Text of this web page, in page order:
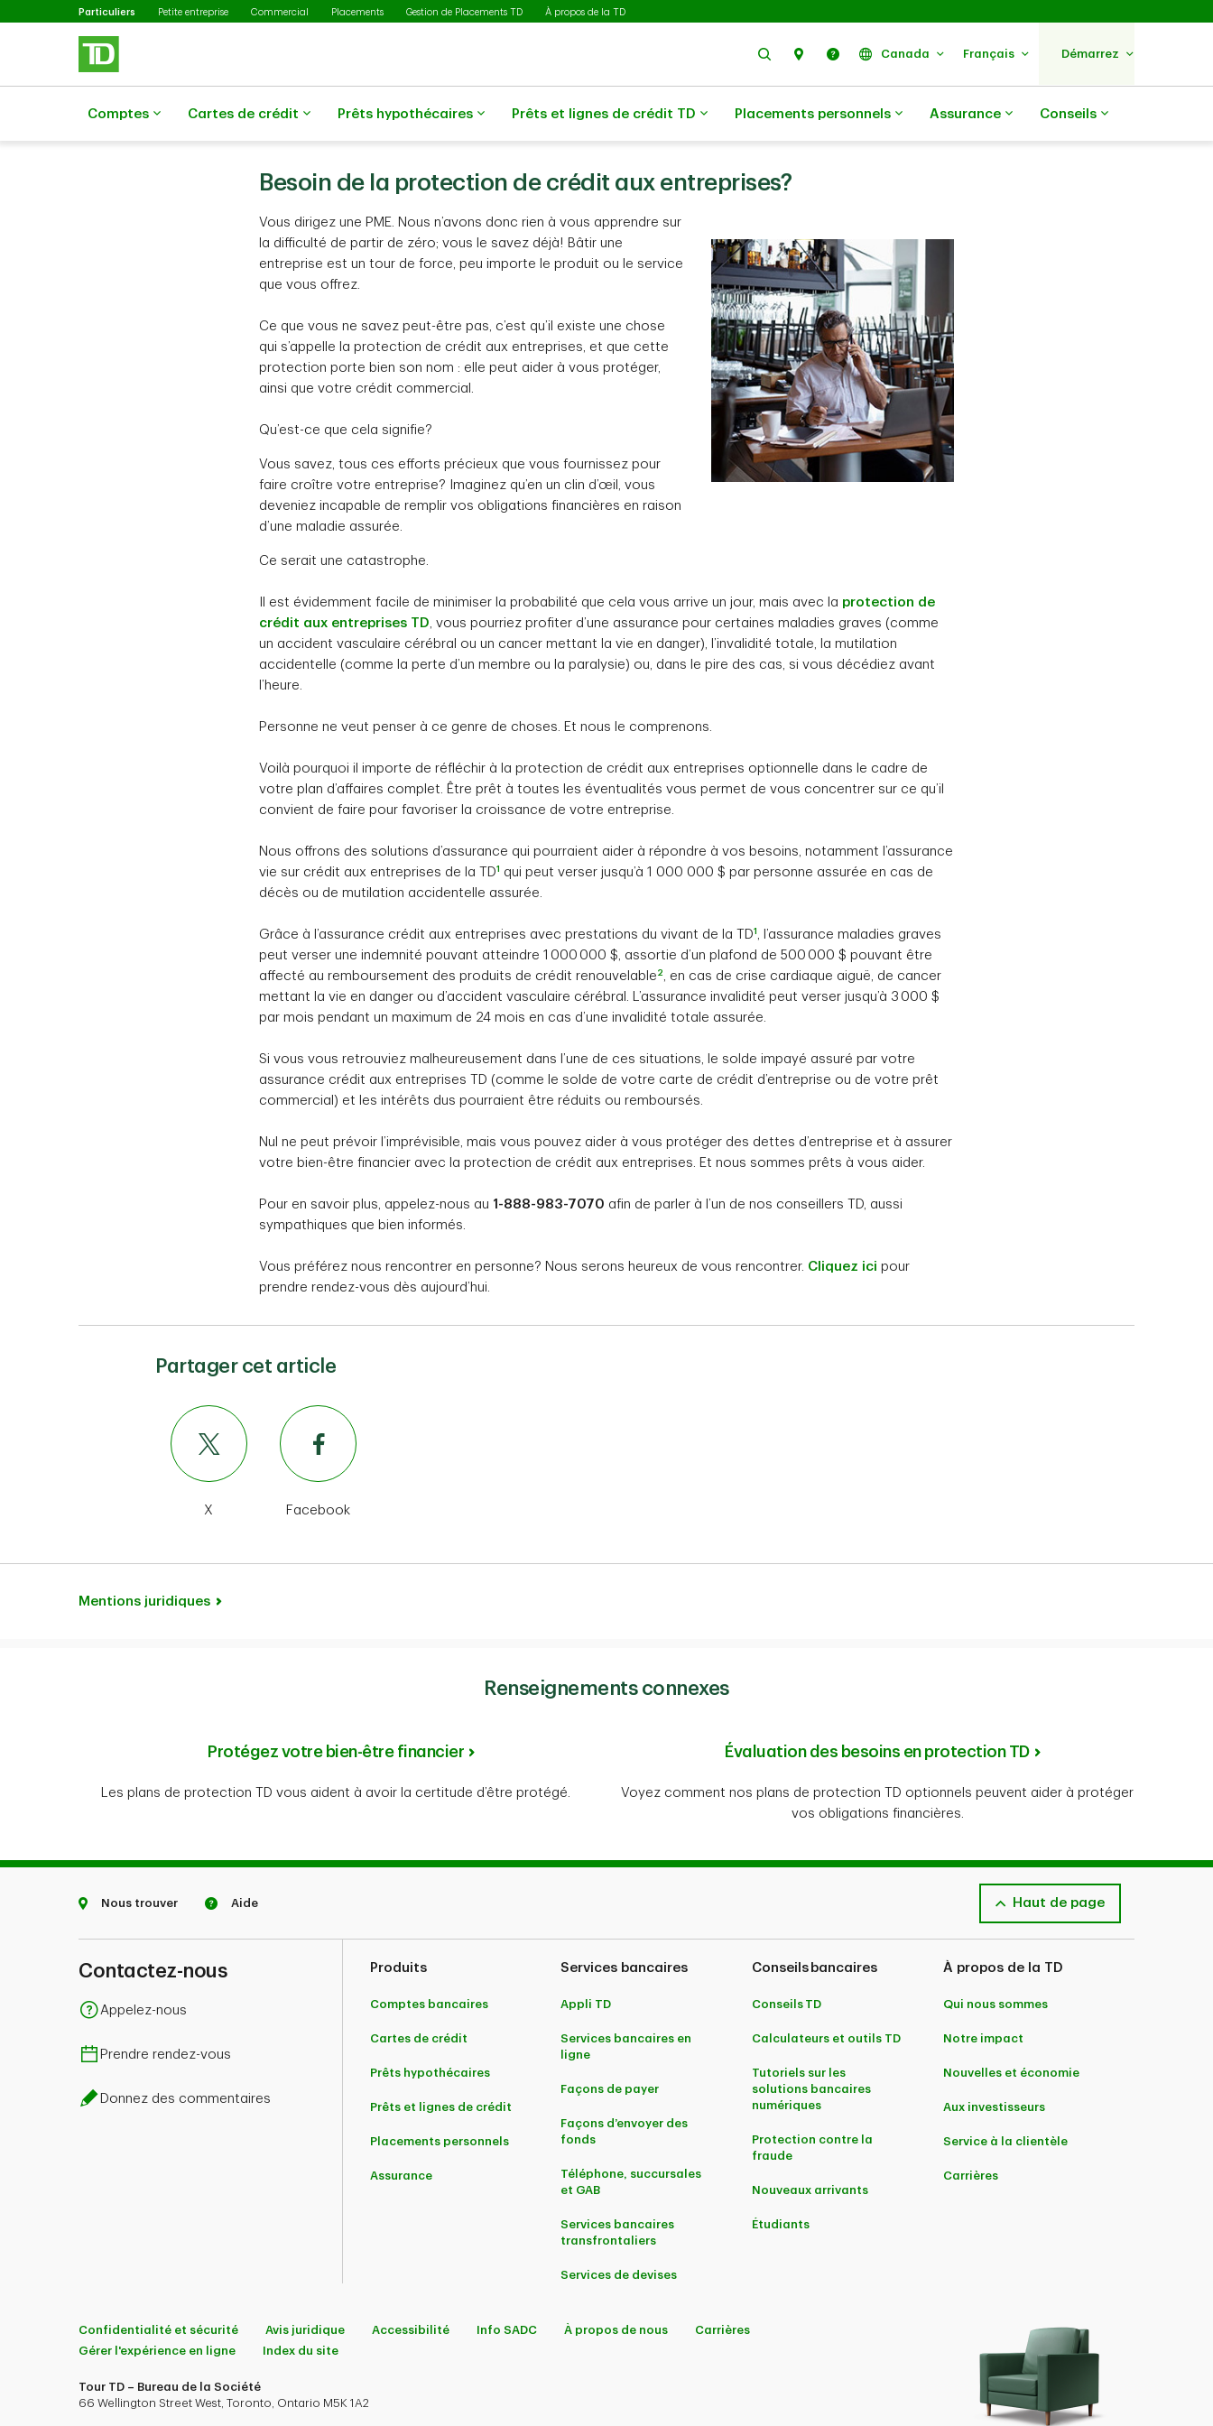
Passer au contenu principal
Particuliers Sélectionné
Petite entreprise Commercial Placements Gestion de Placements TD À propos de la TD
RechercherNous trouver
Aide Canada Français Démarrez
Comptes Cartes de crédit Prêts hypothécaires Prêts et lignes de crédit TD Placements personnels Assurance Conseils
Besoin de la protection de crédit aux entreprises?
Vous dirigez une PME. Nous n’avons donc rien à vous apprendre sur
la difficulté de partir de zéro; vous le savez déjà! Bâtir une
entreprise est un tour de force, peu importe le produit ou le service
que vous offrez.
Ce que vous ne savez peut-être pas, c’est qu’il existe une chose
qui s’appelle la protection de crédit aux entreprises, et que cette
protection porte bien son nom : elle peut aider à vous protéger,
ainsi que votre crédit commercial.
Qu’est-ce que cela signifie?
Vous savez, tous ces efforts précieux que vous fournissez pour
faire croître votre entreprise? Imaginez qu’en un clin d’œil, vous
deveniez incapable de remplir vos obligations financières en raison
d’une maladie assurée.
Ce serait une catastrophe.
Il est évidemment facile de minimiser la probabilité que cela vous arrive un jour, mais avec la protection de
crédit aux entreprises TD, vous pourriez profiter d’une assurance pour certaines maladies graves (comme
un accident vasculaire cérébral ou un cancer mettant la vie en danger), l’invalidité totale, la mutilation
accidentelle (comme la perte d’un membre ou la paralysie) ou, dans le pire des cas, si vous décédiez avant
l’heure.
Personne ne veut penser à ce genre de choses. Et nous le comprenons.
Voilà pourquoi il importe de réfléchir à la protection de crédit aux entreprises optionnelle dans le cadre de
votre plan d’affaires complet. Être prêt à toutes les éventualités vous permet de vous concentrer sur ce qu’il
convient de faire pour favoriser la croissance de votre entreprise.
Nous offrons des solutions d’assurance qui pourraient aider à répondre à vos besoins, notamment l’assurance
vie sur crédit aux entreprises de la TD1
qui peut verser jusqu’à 1 000 000 $ par personne assurée en cas de
décès ou de mutilation accidentelle assurée.
Grâce à l’assurance crédit aux entreprises avec prestations du vivant de la TD1 , l’assurance maladies graves
peut verser une indemnité pouvant atteindre 1 000 000 $, assortie d’un plafond de 500 000 $ pouvant être
affecté au remboursement des produits de crédit renouvelable 2 , en cas de crise cardiaque aiguë, de cancer
mettant la vie en danger ou d’accident vasculaire cérébral. L’assurance invalidité peut verser jusqu’à 3 000 $
par mois pendant un maximum de 24 mois en cas d’une invalidité totale assurée.
Si vous vous retrouviez malheureusement dans l’une de ces situations, le solde impayé assuré par votre
assurance crédit aux entreprises TD (comme le solde de votre carte de crédit d’entreprise ou de votre prêt
commercial) et les intérêts dus pourraient être réduits ou remboursés.
Nul ne peut prévoir l’imprévisible, mais vous pouvez aider à vous protéger des dettes d’entreprise et à assurer
votre bien-être financier avec la protection de crédit aux entreprises. Et nous sommes prêts à vous aider.
Pour en savoir plus, appelez-nous au 1-888-983-7070 afin de parler à l’un de nos conseillers TD, aussi
sympathiques que bien informés.
Vous préférez nous rencontrer en personne? Nous serons heureux de vous rencontrer. Cliquez ici pour
prendre rendez-vous dès aujourd’hui.
Partager cet article
X Facebook
Mentions juridiques
Renseignements connexes
Protégez votre bien-être financier
Les plans de protection TD vous aident à avoir la certitude d’être protégé.
Évaluation des besoins en protection TD
Voyez comment nos plans de protection TD optionnels peuvent aider à protéger
vos obligations financières.
Nous trouver Aide Haut de page
Contactez-nous
Appelez-nous
Prendre rendez-vous
Donnez des commentaires
Produits
Comptes bancaires
Cartes de crédit
Prêts hypothécaires
Prêts et lignes de crédit
Placements personnels
Assurance
Services bancaires
Appli TD
Services bancaires en
ligne
Façons de payer
Façons d’envoyer des
fonds
Téléphone, succursales
et GAB
Services bancaires
transfrontaliers
Services de devises
Conseils bancaires
Conseils TD
Calculateurs et outils TD
Tutoriels sur les
solutions bancaires
numériques
Protection contre la
fraude
Nouveaux arrivants
Étudiants
À propos de la TD
Qui nous sommes
Notre impact
Nouvelles et économie
Aux investisseurs
Service à la clientèle
Carrières
Confidentialité et sécurité Avis juridique Accessibilité Info SADC À propos de nous
Carrières
Gérer l'expérience en ligne
Index du site
Tour TD – Bureau de la Société
66 Wellington Street West, Toronto, Ontario M5K 1A2